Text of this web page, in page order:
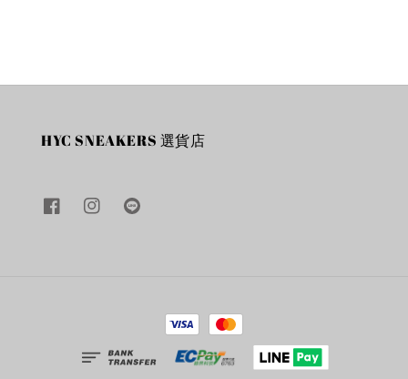
HYC SNEAKERS 選貨店